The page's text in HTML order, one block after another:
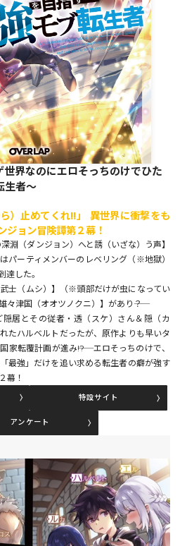
サージュノベルス
コミックガルド
コミッククリエ
リキューレ
コミックパルフェ
コミックエッセイ
閉じる
界なのにエロそっちのけでひた
生者～
）止めてくれ!!」 異世界に衝撃をも
ジョン冒険譚第２幕！
淵（ダンジョン）へと誘（いざな）う声】
パーティメンバーのレベリング（※地獄）
達した。
士（ムシ）】（※頭部だけが虫になってい
津国（オオツノクニ）】があり――？
隠居とその従者・透（スケ）さん＆隠（カ
たハルベルトだったが、原作よりも早いタ
家転覆計画が進み――!? エロそっちのけで、
最強」だけを追い求める転生者の癖が強す
幕！
特設サイト
アンケート